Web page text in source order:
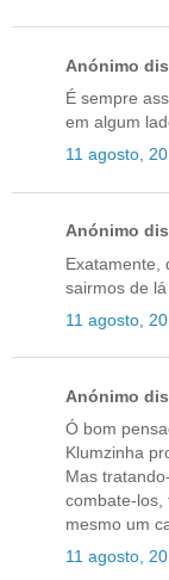
Anónimo
É sempre
em algum
11 agosto,
Anónimo
Exatamente,
sairmos de
11 agosto,
Anónimo
Ó bom
Klumzinha
Mas
combate-los,
mesmo um
11 agosto,